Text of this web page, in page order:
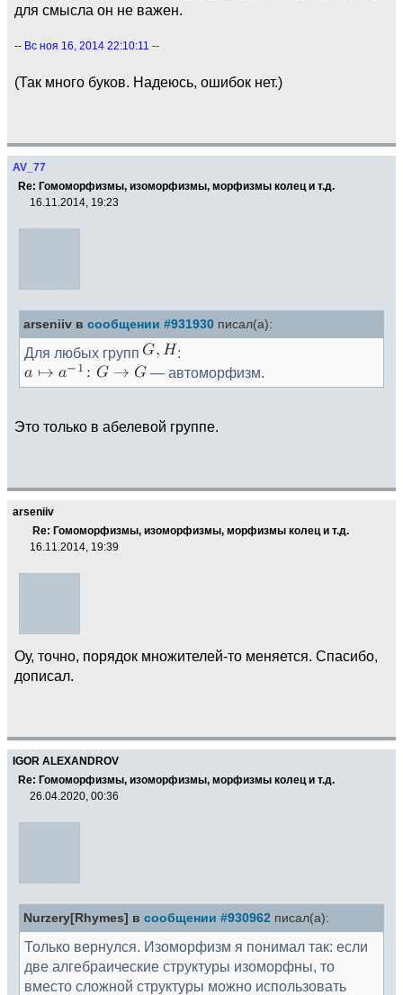
для смысла он не важен.
-- Вс ноя 16, 2014 22:10:11 --
(Так много буков. Надеюсь, ошибок нет.)
AV_77
Re: Гомоморфизмы, изоморфизмы, морфизмы колец и т.д.
16.11.2014, 19:23
arseniiv в сообщении #931930 писал(а):
Для любых групп
:
— автоморфизм.
Это только в абелевой группе.
arseniiv
Re: Гомоморфизмы, изоморфизмы, морфизмы колец и т.д.
16.11.2014, 19:39
Оу, точно, порядок множителей-то меняется. Спасибо,
дописал.
IGOR ALEXANDROV
Re: Гомоморфизмы, изоморфизмы, морфизмы колец и т.д.
26.04.2020, 00:36
Nurzery[Rhymes] в сообщении #930962 писал(а):
Только вернулся. Изоморфизм я понимал так: если
две алгебраические структуры изоморфны, то
вместо сложной структуры можно использовать